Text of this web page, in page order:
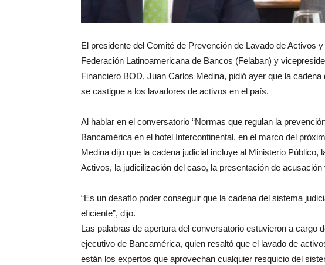
El presidente del Comité de Prevención de Lavado de Activos
Federación Latinoamericana de Bancos (Felaban) y
Financiero BOD, Juan Carlos Medina, pidió ayer que la
se castigue a los lavadores de activos en el país.
Al hablar en el conversatorio “Normas que regulan la
Bancamérica en el hotel Intercontinental, en el marco del
Medina dijo que la cadena judicial incluye al Ministerio
Activos, la judicilización del caso, la presentación de acusación
“Es un desafío poder conseguir que la cadena del sistema
eficiente”, dijo.
Las palabras de apertura del conversatorio estuvieron a cargo
ejecutivo de Bancamérica, quien resaltó que el lavado de
están los expertos que aprovechan cualquier resquicio del